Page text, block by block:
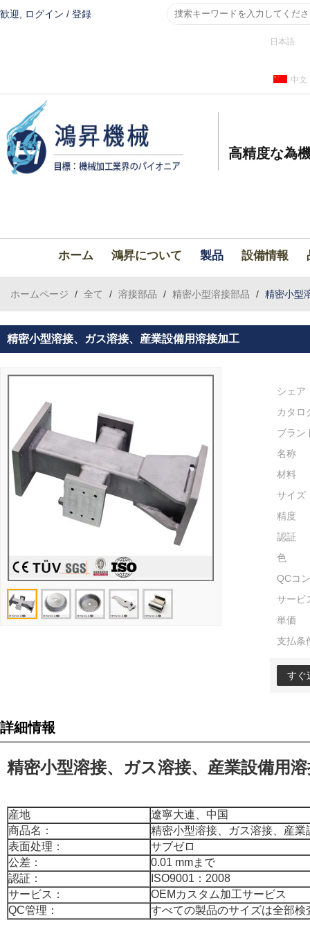
歓迎, ログイン / 登録
日本語
中文
高精度な為
ホーム 鴻昇について 製品 設備情報
ホームページ / 全て / 溶接部品 / 精密小型溶接部品 / 精密小型
精密小型溶接、ガス溶接、産業設備用溶接加工
シェア
カタロ
ブラン
名称
材料
サイズ
精度
認証
色
QCコ
サービ
単価
支払条
すぐ
詳細情報
精密小型溶接、ガス溶接、産業設備用
産地
遼寧大連、中国
商品名：
精密小型溶接、ガス溶接、産業
表面处理：
サブゼロ
公差：
0.01 mmまで
認証：
ISO9001：2008
サービス：
OEMカスタム加工サービス
QC管理：
すべての製品のサイズは全部